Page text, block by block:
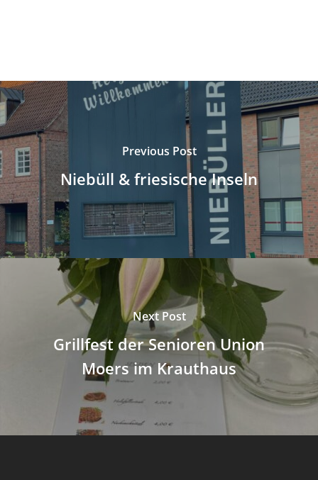
Previous Post
Niebüll & friesische Inseln
Next Post
Grillfest der Senioren Union
Moers im Krauthaus